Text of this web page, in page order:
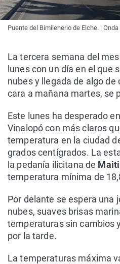
Puente del Bimilenerio de Elche. | Onda
La tercera semana del
lunes con un día en el que
nubes y llegada de algo de
cara a mañana martes, se
Este lunes ha desperado
Vinalopó con más claros
temperatura en la ciudad
grados centígrados. La
la pedanía ilicitana de
temperatura mínima de
Por delante se espera una
nubes, suaves brisas
temperaturas sin cambios
por la tarde.
La temperaturas máxima